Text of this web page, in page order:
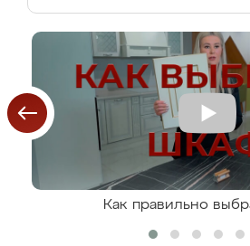
Как правильно